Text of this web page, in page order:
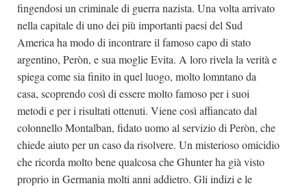
fingendosi un criminale di guerra nazista. Una volta arrivato
nella capitale di uno dei più importanti paesi del Sud
America ha modo di incontrare il famoso capo di stato
argentino, Peròn, e sua moglie Evita. A loro rivela la verità e
spiega come sia finito in quel luogo, molto lomntano da
casa, scoprendo così di essere molto famoso per i suoi
metodi e per i risultati ottenuti. Viene così affiancato dal
colonnello Montalban, fidato uomo al servizio di Peròn, che
chiede aiuto per un caso da risolvere. Un misterioso omicidio
che ricorda molto bene qualcosa che Ghunter ha già visto
proprio in Germania molti anni addietro. Gli indizi e le